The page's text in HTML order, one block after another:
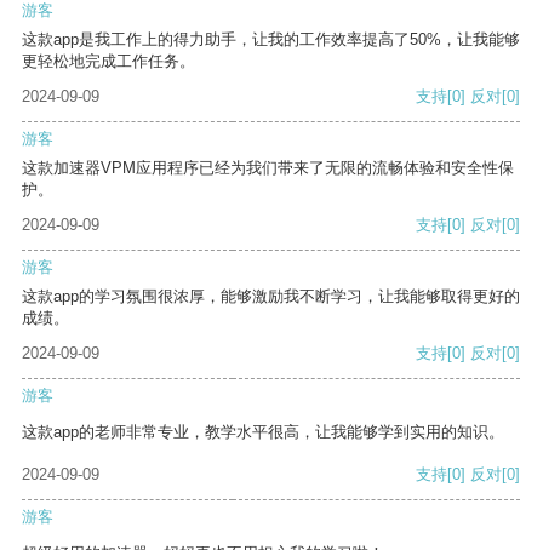
游客
这款app是我工作上的得力助手，让我的工作效率提高了50%，让我能够
更轻松地完成工作任务。
2024-09-09
支持[0] 反对[0]
游客
这款加速器VPM应用程序已经为我们带来了无限的流畅体验和安全性保
护。
2024-09-09
支持[0] 反对[0]
游客
这款app的学习氛围很浓厚，能够激励我不断学习，让我能够取得更好的
成绩。
2024-09-09
支持[0] 反对[0]
游客
这款app的老师非常专业，教学水平很高，让我能够学到实用的知识。
2024-09-09 支持[0] 反对[0]
游客